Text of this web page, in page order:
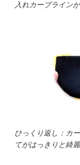
入れカーブライン
ひっくり返し：カ
てがはっきりと綺麗